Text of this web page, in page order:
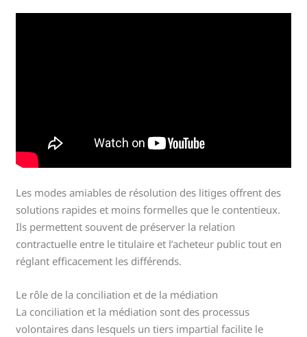
Les modes amiables de résolution des litiges offrent des
solutions rapides et moins formelles que le contentieux.
Ils permettent souvent de préserver la relation
contractuelle entre le titulaire et l’acheteur public tout en
réglant efficacement les différends.
Le rôle de la conciliation et de la médiation
La conciliation et la médiation sont des processus
volontaires dans lesquels un tiers impartial facilite le